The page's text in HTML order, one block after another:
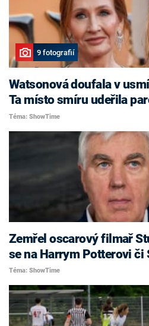
9 fotografií
Watsonová doufala v
Ta místo smíru udeřila
Téma: ShowTime
Zemřel oscarový filmař
se na Harrym Potterovi či
Téma: ShowTime